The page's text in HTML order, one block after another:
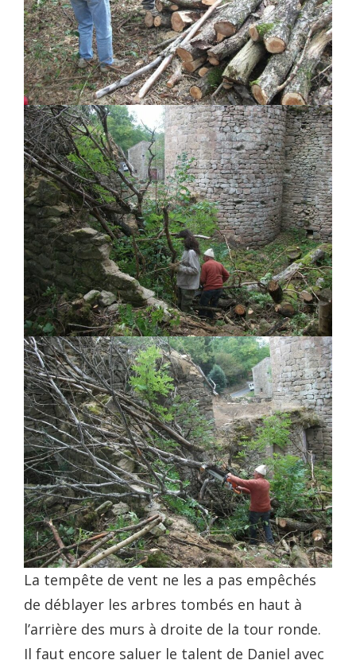
La tempête de vent ne les a pas empêchés
de déblayer les arbres tombés en haut à
l’arrière des murs à droite de la tour ronde.
Il faut encore saluer le talent de Daniel avec